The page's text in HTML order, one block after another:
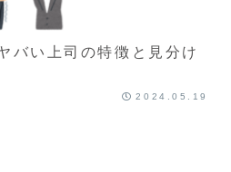
バい上司の特徴と見分け
2024.05.19